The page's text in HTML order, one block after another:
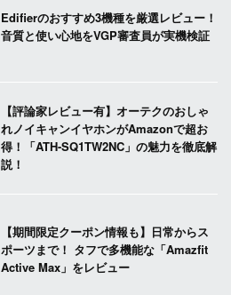
Edifierのおすすめ3機種を厳選レビュー！
音質と使い心地をVGP審査員が実機検証
【評論家レビュー有】オーテクのおしゃ
れノイキャンイヤホンがAmazonで超お
得！「ATH-SQ1TW2NC」の魅力を徹底解
説！
【期間限定クーポン情報も】日常からス
ポーツまで！ タフで多機能な「Amazfit
Active Max」をレビュー